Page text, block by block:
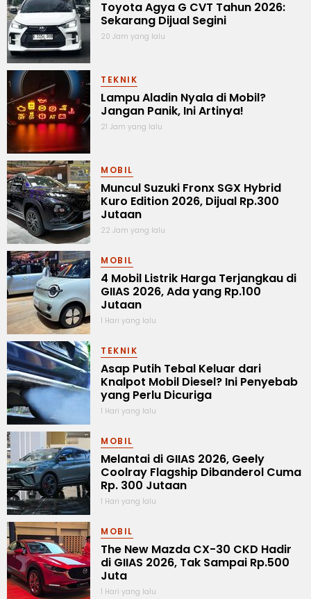
Toyota Agya G CVT Tahun 2026:
Sekarang Dijual Segini
20 Jam yang lalu
TEKNIK
Lampu Aladin Nyala di Mobil?
Jangan Panik, Ini Artinya!
21 Jam yang lalu
MOBIL
Muncul Suzuki Fronx SGX Hybrid
Kuro Edition 2026, Dijual Rp.300
Jutaan
22 Jam yang lalu
MOBIL
4 Mobil Listrik Harga Terjangkau di
GIIAS 2026, Ada yang Rp.100
Jutaan
1 Hari yang lalu
TEKNIK
Asap Putih Tebal Keluar dari
Knalpot Mobil Diesel? Ini Penyebab
yang Perlu Dicuriga
1 Hari yang lalu
MOBIL
Melantai di GIIAS 2026, Geely
Coolray Flagship Dibanderol Cuma
Rp. 300 Jutaan
1 Hari yang lalu
MOBIL
The New Mazda CX-30 CKD Hadir
di GIIAS 2026, Tak Sampai Rp.500
Juta
1 Hari yang lalu